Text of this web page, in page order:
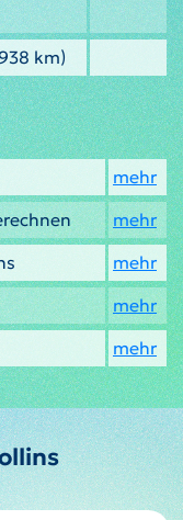
km)
mehr
mehr
mehr
mehr
mehr